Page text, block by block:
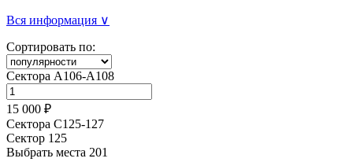
Вся информация ∨
Сортировать по:
Сектора А106-А108
15 000 ₽
Сектора С125-127
Сектор 125
Выбрать места 201